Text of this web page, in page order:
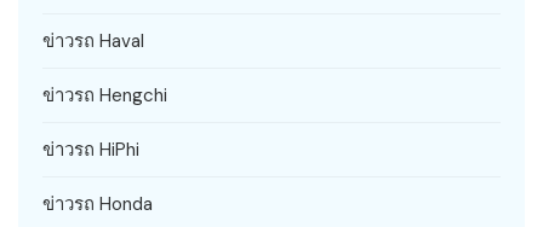
ข่าวรถ Haval
ข่าวรถ Hengchi
ข่าวรถ HiPhi
ข่าวรถ Honda